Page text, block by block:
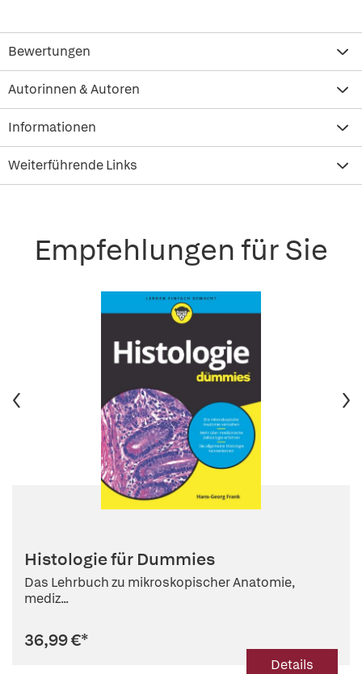
Bewertungen
Autorinnen & Autoren
Informationen
Weiterführende Links
Empfehlungen für Sie
Histologie für Dummies
Das Lehrbuch zu mikroskopischer Anatomie,
mediz...
36,99 €*
Details